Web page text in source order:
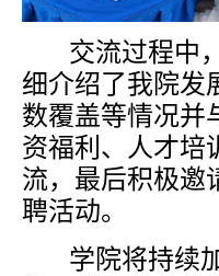
交流过程中
细介绍了我院发
数覆盖等情况并
资福利、人才培
流，最后积极邀
聘活动。
学院将持续